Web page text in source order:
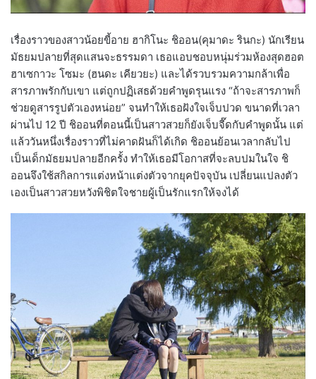
เรื่องราวของสาวน้อยขี้อาย ฮากิโนะ ชิออน(คุมาดะ รินกะ) นักเรียน
มัธยมปลายที่สุดแสนจะธรรมดา เธอแอบชอบหนุ่มร่วมห้องสุดฮอต
ฮาเซกาวะ โซมะ (ฮนดะ เคียวยะ) และได้รวบรวมความกล้าเพื่อ
สารภาพรักกับเขา แต่ถูกปฏิเสธด้วยคำพูดรุนแรง “ถ้าจะสารภาพก็
ช่วยดูสารรูปตัวเองหน่อย” จนทำให้เธอฝังใจเจ็บปวด ขนาดที่เวลา
ผ่านไป 12 ปี ชิออนที่ตอนนี้เป็นสาวสวยก็ยังเจ็บจี๊ดกับคำพูดนั้น แต่
แล้ววันหนึ่งเรื่องราวที่ไม่คาดฝันก็ได้เกิด ชิออนย้อนเวลากลับไป
เป็นเด็กมัธยมปลายอีกครั้ง ทำให้เธอมีโอกาสที่จะลบปมในใจ ชิ
ออนจึงใช้สกิลการแต่งหน้าแต่งตัวจากยุคปัจจุบัน เปลี่ยนแปลงตัว
เองเป็นสาวสวยหวังพิชิตใจชายผู้เป็นรักแรกให้จงได้